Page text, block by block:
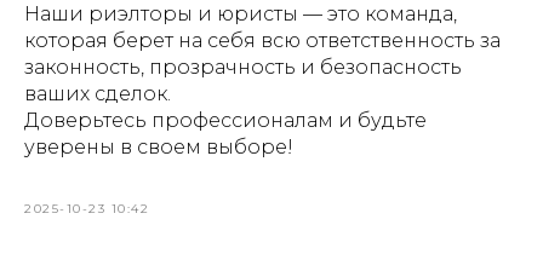
Наши риэлторы и юристы — это команда,
которая берет на себя всю ответственность за
законность, прозрачность и безопасность
ваших сделок.
Доверьтесь профессионалам и будьте
уверены в своем выборе!
2025-10-23 10:42